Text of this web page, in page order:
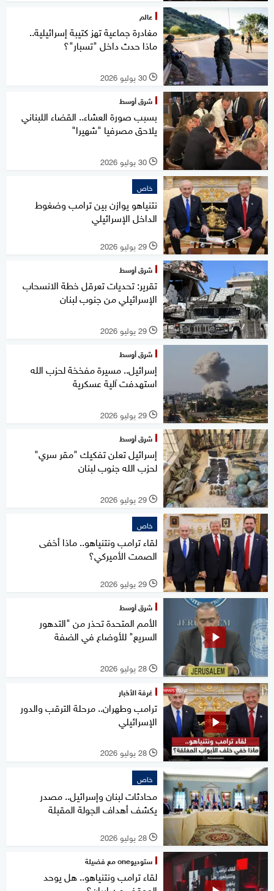
عالم
مغادرة جماعية تهز كتيبة إسرائيلية..
ماذا حدث داخل "تسبار"؟
l 30 يوليو 2026
شرق أوسط
بسبب صورة العشاء.. القضاء اللبناني
يلاحق مصرفيا "شهيرا"
l 30 يوليو 2026
خاص
نتنياهو يوازن بين ترامب وضغوط
الداخل الإسرائيلي
l 29 يوليو 2026
شرق أوسط
تقرير: تحديات تعرقل خطة الانسحاب
الإسرائيلي من جنوب لبنان
l 29 يوليو 2026
شرق أوسط
إسرائيل.. مسيرة مفخخة لحزب الله
استهدفت آلية عسكرية
l 29 يوليو 2026
شرق أوسط
إسرائيل تعلن تفكيك "مقر سري"
لحزب الله جنوب لبنان
l 29 يوليو 2026
خاص
لقاء ترامب ونتنياهو.. ماذا أخفى
الصمت الأميركي؟
l 29 يوليو 2026
شرق أوسط
الأمم المتحدة تحذر من "التدهور
السريع" للأوضاع في الضفة
l 28 يوليو 2026
غرفة الأخبار
ترامب وطهران.. مرحلة الترقب والدور
الإسرائيلي
l 28 يوليو 2026
خاص
محادثات لبنان وإسرائيل.. مصدر
يكشف أهداف الجولة المقبلة
l 28 يوليو 2026
ستوديوone مع فضيلة
لقاء ترامب ونتنياهو.. هل يوحد